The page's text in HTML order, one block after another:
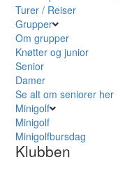
Turer / Reiser
Grupper
Om grupper
Knøtter og junior
Senior
Damer
Se alt om seniorer her
Minigolf
Minigolf
Minigolfbursdag
Klubben